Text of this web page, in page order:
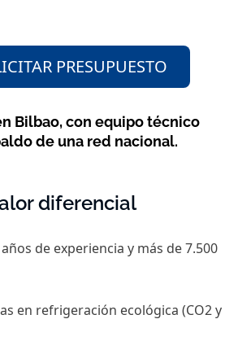
PRESUPUESTO
Bilbao, con equipo técnico
de una red nacional.
diferencial
de experiencia y más de 7.500
en refrigeración ecológica (CO2 y